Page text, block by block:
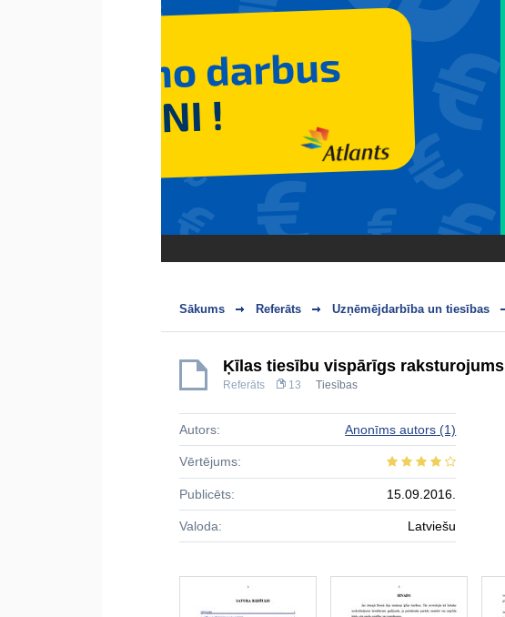
Sākums Referāts Uzņēmējdarbība un tiesības
Ķīlas tiesību vispārīgs raksturojums
Referāts 13 Tiesības
Autors: Anonīms autors (1)
Vērtējums:
Publicēts: 15.09.2016.
Valoda: Latviešu